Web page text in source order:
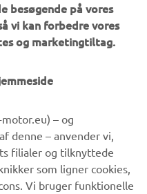
besøgende på vores
vi kan forbedre vores
og marketingtiltag.
– og
denne – anvender vi,
filialer og tilknyttede
som ligner cookies,
Vi bruger funktionelle